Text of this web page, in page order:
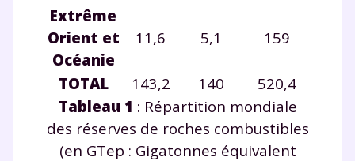
Extrême
Orient et
Océanie
11,6 5,1 159
TOTAL 143,2 140
520,4
Tableau 1 : Répartition mondiale
des réserves de roches combustibles
(en GTep : Gigatonnes équivalent